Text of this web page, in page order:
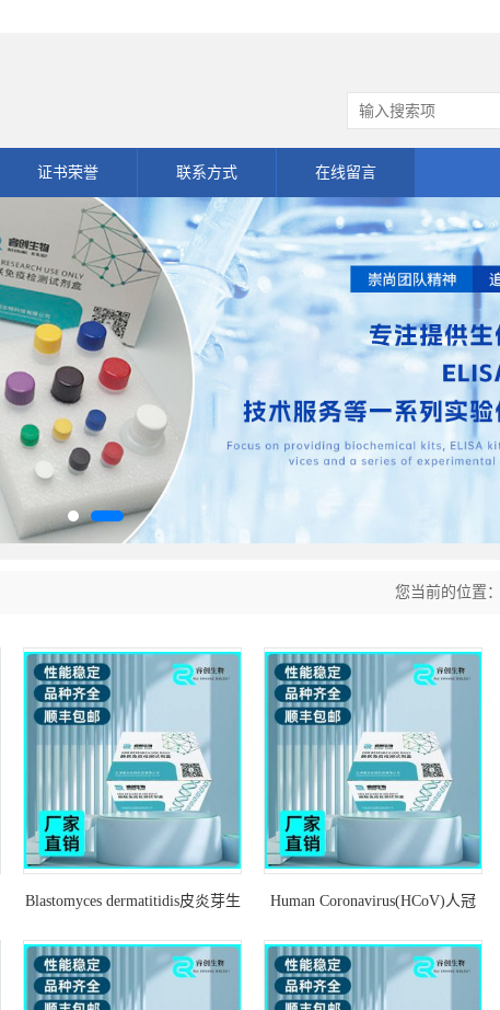
证书荣誉 联系方式 在线留言
您当前的位置：
Blastomyces dermatitidis皮炎芽生
Human Coronavirus(HCoV)人冠
PCR试剂盒